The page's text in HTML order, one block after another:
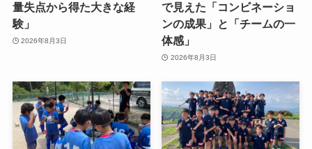
量失点から得た大きな経
験」
2026年8月3日
で見えた「コンビネーショ
ンの成果」と「チームの一
体感」
2026年8月3日